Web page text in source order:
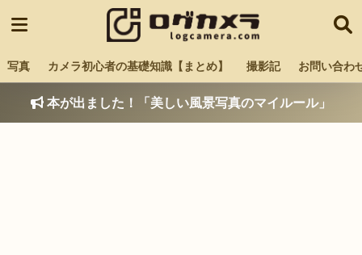
写真 カメラ初心者の基礎知識【まとめ】 撮影記 お問い合わ
本が出ました！「美しい風景写真のマイルール」